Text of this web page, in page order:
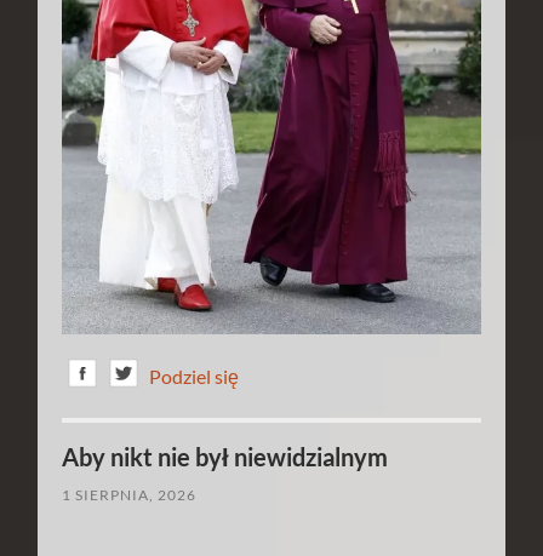
Podziel się
Aby nikt nie był niewidzialnym
1 SIERPNIA, 2026